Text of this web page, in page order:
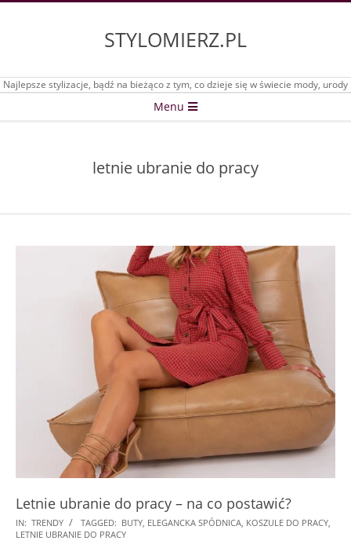
STYLOMIERZ.PL
Najlepsze stylizacje, bądź na bieżąco z tym, co dzieje się w świecie mody, urody
Menu
letnie ubranie do pracy
Letnie ubranie do pracy – na co postawić?
2018-
06-
IN: TRENDY TAGGED: BUTY ELEGANCKA SPÓDNICA KOSZULE DO PRACY
LETNIE UBRANIE DO PRACY